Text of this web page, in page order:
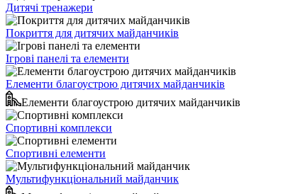
Дитячі тренажери
Покриття для дитячих майданчиків
Ігрові панелі та елементи
Елементи благоустрою дитячих майданчиків
Елементи благоустрою дитячих майданчиків
Спортивні комплекси
Спортивні елементи
Мультифункціональний майданчик